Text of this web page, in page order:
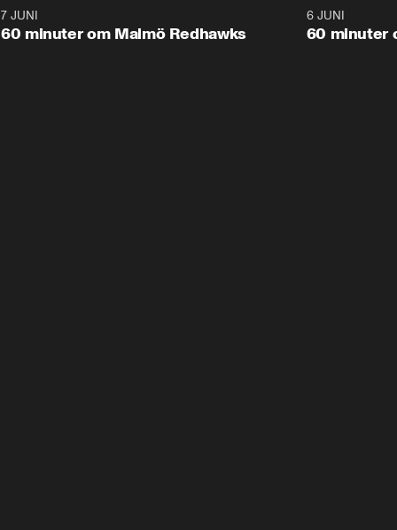
Plus
7 JUNI
60 minuter om Malmö Redhawks
6 JUNI
60 minuter